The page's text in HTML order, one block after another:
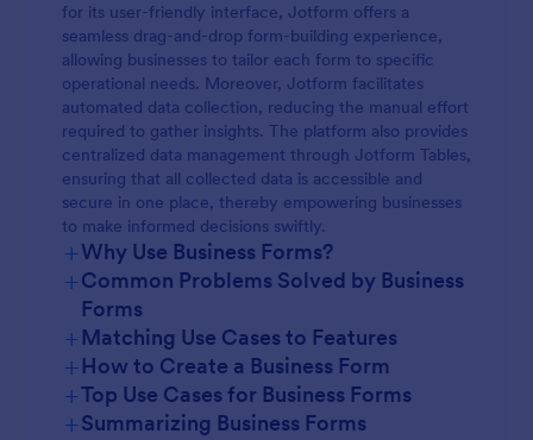
for its user-friendly interface, Jotform offers a
seamless drag-and-drop form-building experience,
allowing businesses to tailor each form to specific
operational needs. Moreover, Jotform facilitates
automated data collection, reducing the manual effort
required to gather insights. The platform also provides
centralized data management through Jotform Tables,
ensuring that all collected data is accessible and
secure in one place, thereby empowering businesses
to make informed decisions swiftly.
+Why Use Business Forms?
+Common Problems Solved by Business
Forms
+Matching Use Cases to Features
+How to Create a Business Form
+Top Use Cases for Business Forms
For Managers
+Summarizing Business Forms